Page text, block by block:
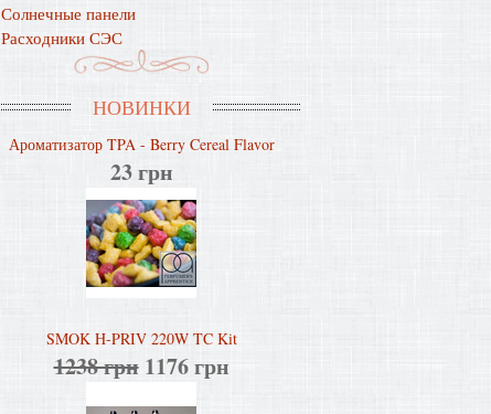
Солнечные панели
Расходники СЭС
НОВИНКИ
Ароматизатор TPA - Berry Cereal Flavor
23 грн
SMOK H-PRIV 220W TC Kit
1238 грн 1176 грн